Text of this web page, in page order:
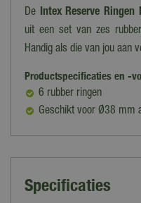
De Intex Reserve
uit een set van zes
Handig als die van jou aan
Productspecificaties en -
6 rubber ringen
Geschikt voor Ø38 mm
Specificaties